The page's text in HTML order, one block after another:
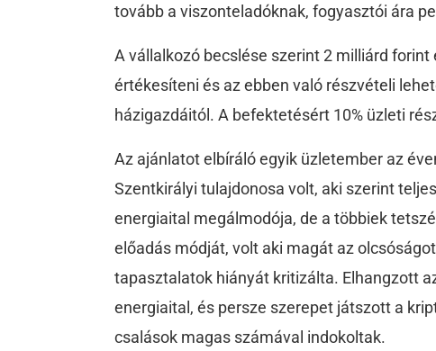
tovább a viszonteladóknak, fogyasztói ára
A vállalkozó becslése szerint 2 milliárd
értékesíteni és az ebben való részvételi
házigazdáitól. A befektetésért 10% üzleti
Az ajánlatot elbíráló egyik üzletember az
Szentkirályi tulajdonosa volt, aki szerint
energiaital megálmodója, de a többiek
előadás módját, volt aki magát az
tapasztalatok hiányát kritizálta. Elhangzott
energiaital, és persze szerepet játszott a
csalások magas számával indokoltak.